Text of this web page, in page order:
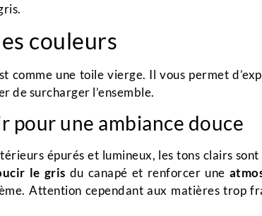
couleurs
comme une toile vierge. Il vous permet
de surcharger l’ensemble.
pour une ambiance douce
épurés et lumineux, les tons clairs
le gris du canapé et renforcer une
Attention cependant aux matières trop